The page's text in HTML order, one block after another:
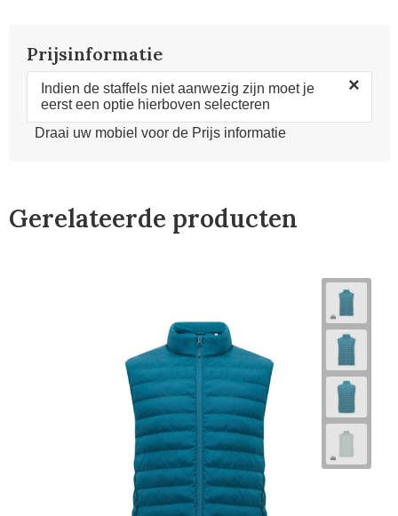
Prijsinformatie
Indien de staffels niet aanwezig zijn moet je
eerst een optie hierboven selecteren
×
Draai uw mobiel voor de Prijs informatie
Gerelateerde producten